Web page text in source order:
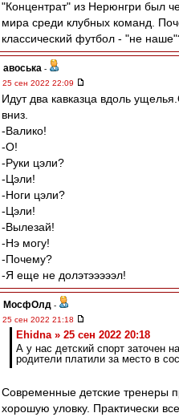
"Концентрат" из Нерюнгри был
мира среди клубных команд.
классический футбол - "не
авоська -
25 сен 2022 22:09
Идут два кавказца вдоль
вниз.
-Валико!
-О!
-Руки цэли?
-Цэли!
-Ноги цэли?
-Цэли!
-Вылезай!
-Нэ могу!
-Почему?
-Я еще не долэтэээээл!
МосфОлд -
25 сен 2022 21:18
Ehidna » 25 сен 2022 20:18
А у нас детский спорт заточен
родители платили за место в
Современные детские тренеры
хорошую уловку. Практически